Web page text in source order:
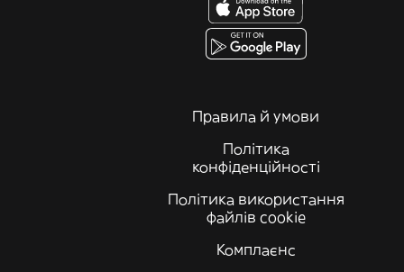
Правила й умови
Політика
конфіденційності
Політика використання
файлів cookie
Комплаєнс